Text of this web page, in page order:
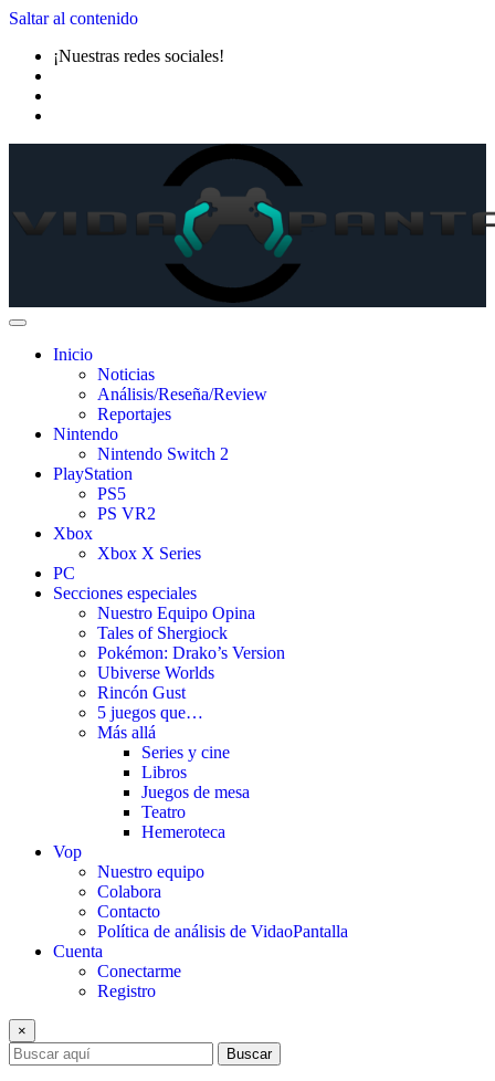
Saltar al contenido
¡Nuestras redes sociales!
Inicio
Noticias
Análisis/Reseña/Review
Reportajes
Nintendo
Nintendo Switch 2
PlayStation
PS5
PS VR2
Xbox
Xbox X Series
PC
Secciones especiales
Nuestro Equipo Opina
Tales of Shergiock
Pokémon: Drako’s Version
Ubiverse Worlds
Rincón Gust
5 juegos que…
Más allá
Series y cine
Libros
Juegos de mesa
Teatro
Hemeroteca
Vop
Nuestro equipo
Colabora
Contacto
Política de análisis de VidaoPantalla
Cuenta
Conectarme
Registro
×
Buscar